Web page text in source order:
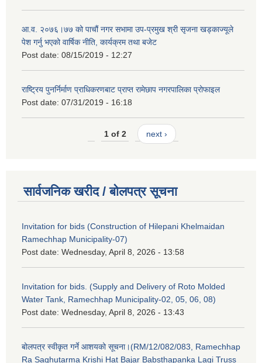
आ.व. २०७६।७७ को पाचौं नगर सभामा उप-प्रमुख श्री सृजना खड्काज्यूले
पेश गर्नु भएको वार्षिक नीति, कार्यक्रम तथा बजेट
Post date: 08/15/2019 - 12:27
राष्ट्रिय पुनर्निर्माण प्राधिकरणबाट प्राप्त रामेछाप नगरपालिका प्रोफाइल
Post date: 07/31/2019 - 16:18
1 of 2 next ›
सार्वजनिक खरीद / बोलपत्र सूचना
Invitation for bids (Construction of Hilepani Khelmaidan
Ramechhap Municipality-07)
Post date: Wednesday, April 8, 2026 - 13:58
Invitation for bids. (Supply and Delivery of Roto Molded
Water Tank, Ramechhap Municipality-02, 05, 06, 08)
Post date: Wednesday, April 8, 2026 - 13:43
बोलपत्र स्वीकृत गर्ने आशयको सूचना।(RM/12/082/083, Ramechhap
Ra Saghutarma Krishi Hat Bajar Babsthapanka Lagi Truss